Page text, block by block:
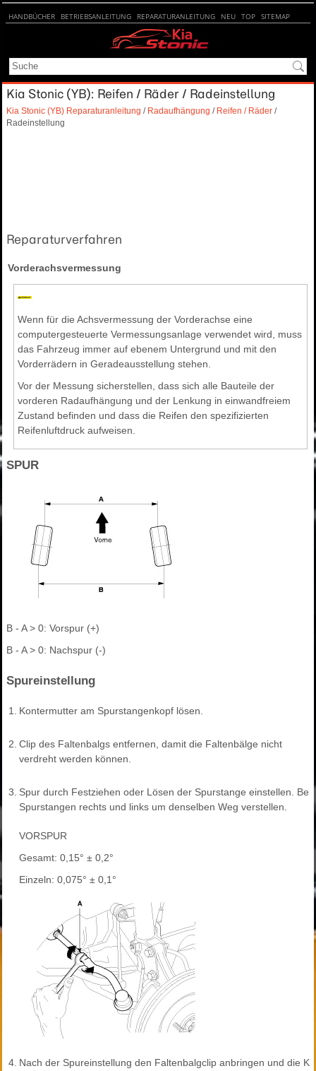
HANDBÜCHER BETRIEBSANLEITUNG REPARATURANLEITUNG NEU TOP SITEMAP
Kia Stonic (YB): Reifen / Räder / Radeinstellung
Kia Stonic (YB) Reparaturanleitung / Radaufhängung / Reifen / Räder /
Radeinstellung
Reparaturverfahren
Vorderachsvermessung
Wenn für die Achsvermessung der Vorderachse eine
computergesteuerte Vermessungsanlage verwendet wird, muss
das Fahrzeug immer auf ebenem Untergrund und mit den
Vorderrädern in Geradeausstellung stehen.
Vor der Messung sicherstellen, dass sich alle Bauteile der
vorderen Radaufhängung und der Lenkung in einwandfreiem
Zustand befinden und dass die Reifen den spezifizierten
Reifenluftdruck aufweisen.
SPUR
B - A > 0: Vorspur (+)
B - A > 0: Nachspur (-)
Spureinstellung
1. Kontermutter am Spurstangenkopf lösen.
2. Clip des Faltenbalgs entfernen, damit die Faltenbälge nicht
verdreht werden können.
3. Spur durch Festziehen oder Lösen der Spurstange einstellen. Bei
Spurstangen rechts und links um denselben Weg verstellen.
VORSPUR
Gesamt: 0,15° ± 0,2°
Einzeln: 0,075° ± 0,1°
4. Nach der Spureinstellung den Faltenbalgclip anbringen und die